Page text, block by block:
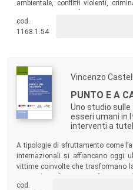
ambientale, conflitti violenti,
incoraggiare gli attori del
insegnamento dalle tante
cod.
1168.1.54
Vincenzo
PUNTO E A
Uno studio
esseri umani in
interventi a
A tipologie di sfruttamento come
internazionali si affiancano oggi
vittime coinvolte che trasformano
la tratta e le misure di supporto alle
cod.